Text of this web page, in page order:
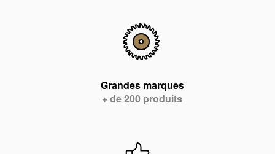
Grandes marques
+ de 200 produits